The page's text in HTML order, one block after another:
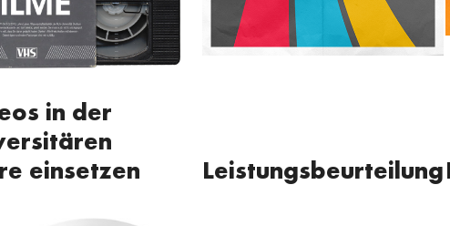
in der
einsetzen
Leistungsbeurteilung